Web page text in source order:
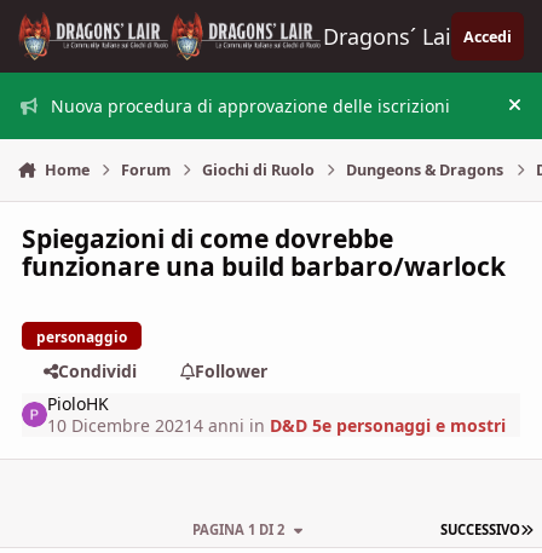
Vai al contenuto
Dragons´ Lair Accedi
Nuova procedura di approvazione delle iscrizioni
Home Forum Giochi di Ruolo Dungeons & Dragons
Spiegazioni di come dovrebbe
funzionare una build barbaro/warlock
personaggio
Condividi
Follower
PioloHK
10 Dicembre 20214 anni in D&D 5e personaggi e mostri
SUCCESSIVO
PAGINA 1 DI 2